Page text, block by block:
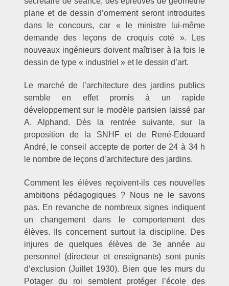
plane et de dessin d’ornement seront introduites
dans le concours, car « le ministre lui-même
demande des leçons de croquis coté ». Les
nouveaux ingénieurs doivent maîtriser à la fois le
dessin de type « industriel » et le dessin d’art.
Le marché de l’architecture des jardins publics
semble en effet promis à un rapide
développement sur le modèle parisien laissé par
A. Alphand. Dès la rentrée suivante, sur la
proposition de la SNHF et de René-Edouard
André, le conseil accepte de porter de 24 à 34 h
le nombre de leçons d’architecture des jardins.
Comment les élèves reçoivent-ils ces nouvelles
ambitions pédagogiques ? Nous ne le savons
pas. En revanche de nombreux signes indiquent
un changement dans le comportement des
élèves. Ils concernent surtout la discipline. Des
injures de quelques élèves de 3e année au
personnel (directeur et enseignants) sont punis
d’exclusion (Juillet 1930). Bien que les murs du
Potager du roi semblent protéger l’école des